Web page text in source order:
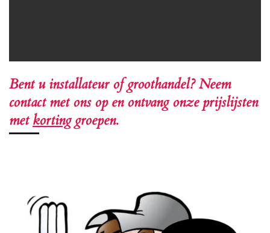
Bent u installateur of groothandel? Neem
contact met ons op en ontvang onze prijslijsten
met kortinggroepen.